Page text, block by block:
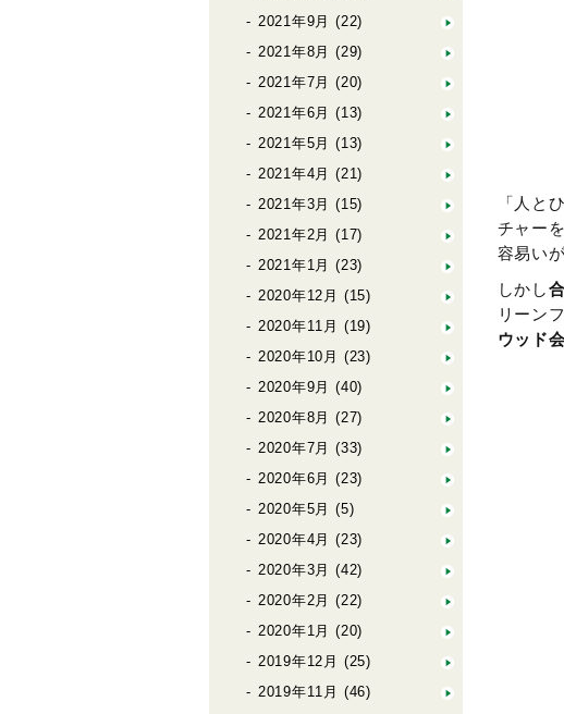
2021年9月 (22)
2021年8月 (29)
2021年7月 (20)
2021年6月 (13)
2021年5月 (13)
2021年4月 (21)
2021年3月 (15)
2021年2月 (17)
2021年1月 (23)
2020年12月 (15)
2020年11月 (19)
2020年10月 (23)
2020年9月 (40)
2020年8月 (27)
2020年7月 (33)
2020年6月 (23)
2020年5月 (5)
2020年4月 (23)
2020年3月 (42)
2020年2月 (22)
2020年1月 (20)
2019年12月 (25)
2019年11月 (46)
「人と
チャー
容易い
しかし
リーン
ウッド